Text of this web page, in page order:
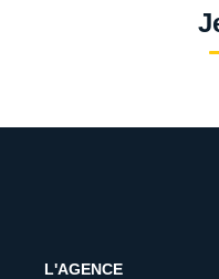
L'AGENCE